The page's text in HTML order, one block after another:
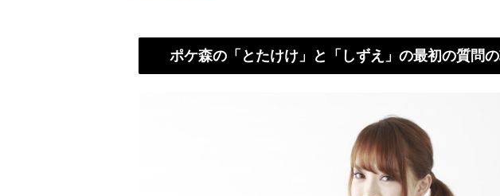
ポケ森の「とたけけ」と「しずえ」の最初の質問